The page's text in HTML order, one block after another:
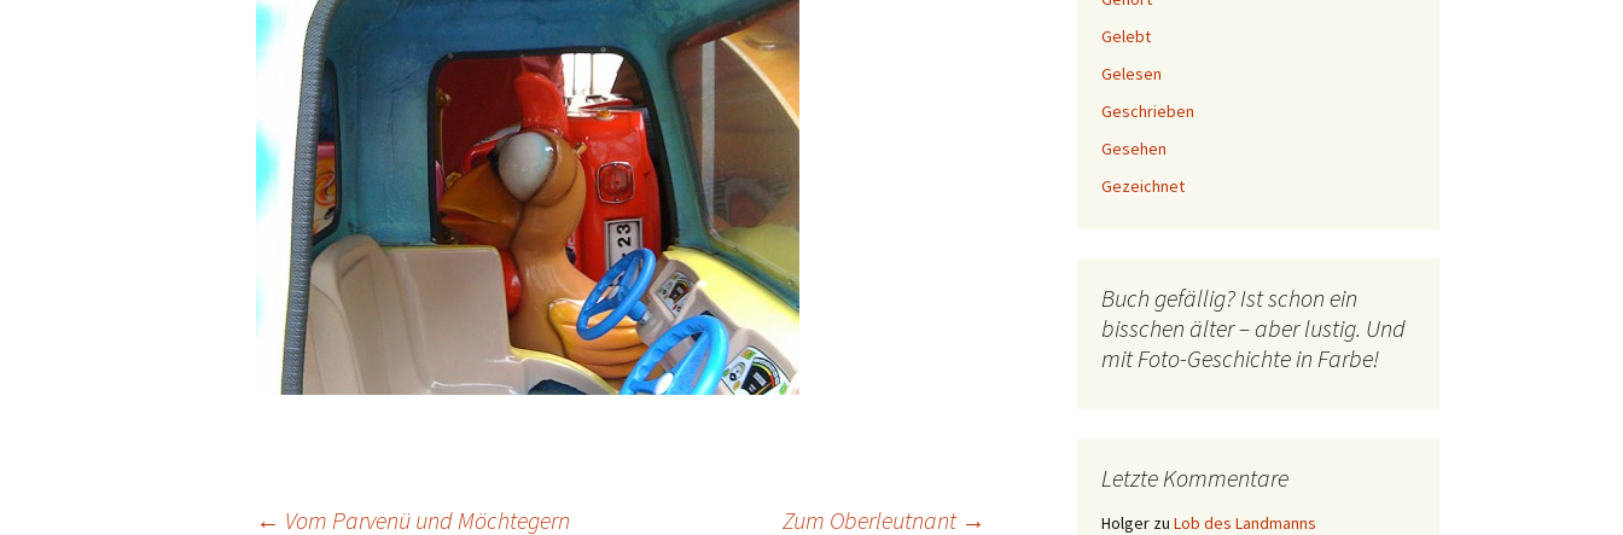
← Vom Parvenü und Möchtegern Zum Oberleutnant →
Gelebt
Gelesen
Geschrieben
Gesehen
Gezeichnet
Buch gefällig? Ist schon ein
bisschen älter – aber lustig. Und
mit Foto-Geschichte in Farbe!
Letzte Kommentare
Holger zu Lob des Landmanns